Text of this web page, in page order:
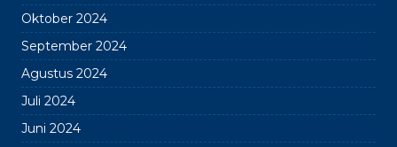
Oktober 2024
September 2024
Agustus 2024
Juli 2024
Juni 2024